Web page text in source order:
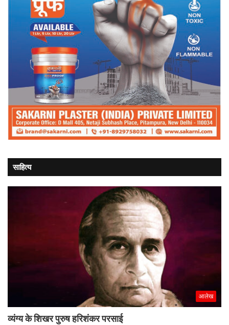
साहित्य
आलेख
व्यंग्य के शिखर पुरुष हरिशंकर परसाई